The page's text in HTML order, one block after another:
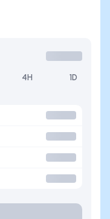
4H 1D